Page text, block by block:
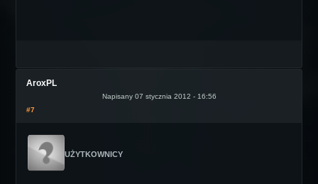
AroxPL
Napisany 07 stycznia 2012 - 16:56
#7
UŻYTKOWNICY